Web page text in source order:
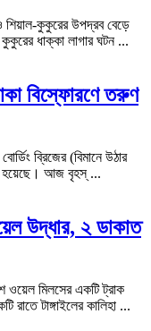
শিয়াল-কুকুরের উপদ্রব বেড়ে
ধাক্কা লাগার ঘটন ...
বিস্ফোরণে তরুণ
ব্রিজের (বিমানে উঠার
হয়েছে। আজ বৃহস্ ...
উদ্ধার, ২ ডাকাত
ওয়েল মিলসের একটি ট্রাক
রাতে টাঙ্গাইলের কালিহা ...